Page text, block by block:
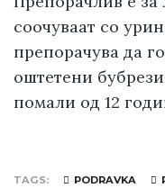
соочуваат со
препорачува да
оштетени
помали од 12
TAGS PODRAVKA